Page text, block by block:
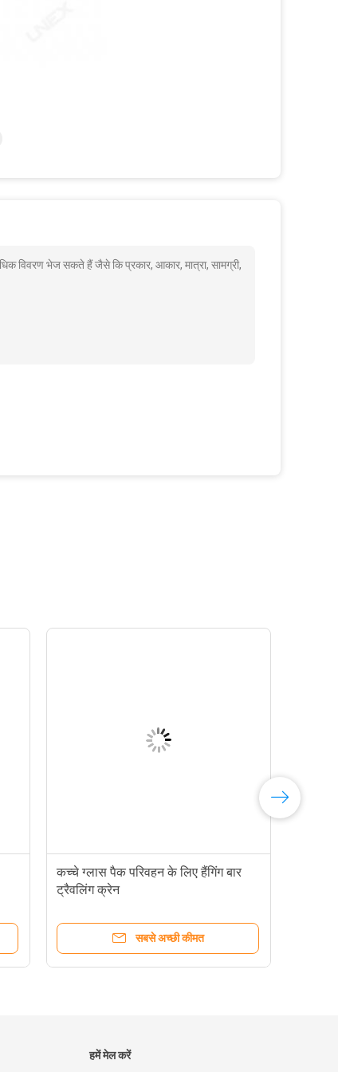
विवरण भेज सकते हैं जैसे कि प्रकार, आकार, मात्रा, सामग्री,
कच्चे ग्लास पैक परिवहन के लिए हैंगिंग बार
ट्रैवलिंग क्रेन
सबसे अच्छी कीमत
हमें मेल करें